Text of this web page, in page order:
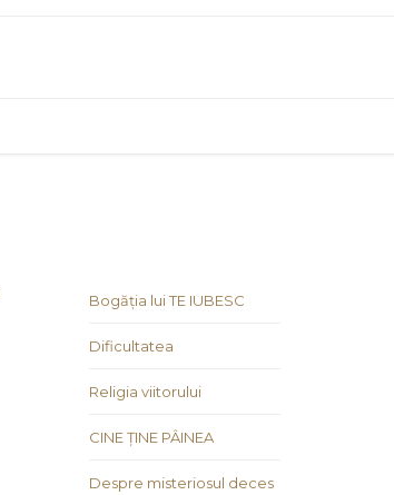
Bogăția lui TE IUBESC
Dificultatea
Religia viitorului
CINE ȚINE PÂINEA
Despre misteriosul deces